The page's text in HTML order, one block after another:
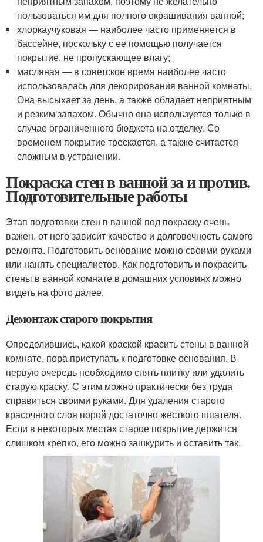
пользоваться им для полного окрашивания ванной;
хлоркаучуковая — наиболее часто применяется в
бассейне, поскольку с ее помощью получается
покрытие, не пропускающее влагу;
масляная — в советское время наиболее часто
использовалась для декорирования ванной комнаты.
Она высыхает за день, а также обладает неприятным
и резким запахом. Обычно она используется только в
случае ограниченного бюджета на отделку. Со
временем покрытие трескается, а также считается
сложным в устранении.
Покраска стен в ванной за и против.
Подготовительные работы
Этап подготовки стен в ванной под покраску очень
важен, от него зависит качество и долговечность самого
ремонта. Подготовить основание можно своими руками
или нанять специалистов. Как подготовить и покрасить
стены в ванной комнате в домашних условиях можно
видеть на фото далее.
Демонтаж старого покрытия
Определившись, какой краской красить стены в ванной
комнате, пора приступать к подготовке основания. В
первую очередь необходимо снять плитку или удалить
старую краску. С этим можно практически без труда
справиться своими руками. Для удаления старого
красочного слоя порой достаточно жёсткого шпателя.
Если в некоторых местах старое покрытие держится
слишком крепко, его можно зашкурить и оставить так.